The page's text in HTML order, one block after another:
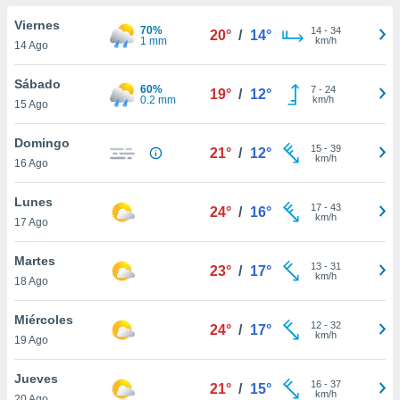
en
y
cookies
aceptar
Viernes
14 Ago
70%
1 mm
20° / 14° 14- 34
km/h
Sábado
15 Ago
60%
0.2 mm
19° / 12° 7- 24
km/h
Domingo
16 Ago
21° / 12° 15- 39
km/h
Lunes
17 Ago
24° / 16° 17- 43
km/h
Martes
18 Ago
23° / 17° 13- 31
km/h
Miércoles
19 Ago
24° / 17° 12- 32
km/h
Jueves
21° / 15° 16- 37
km/h